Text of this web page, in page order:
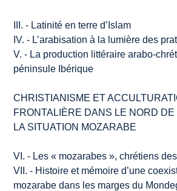
III. - Latinité en terre d’Islam
IV. - L’arabisation à la lumière des
V. - La production littéraire arabo-
péninsule Ibérique
CHRISTIANISME ET
FRONTALIÈRE DANS LE NORD
LA SITUATION MOZARABE
VI. - Les « mozarabes », chrétiens
VII. - Histoire et mémoire d’une
mozarabe dans les marges du